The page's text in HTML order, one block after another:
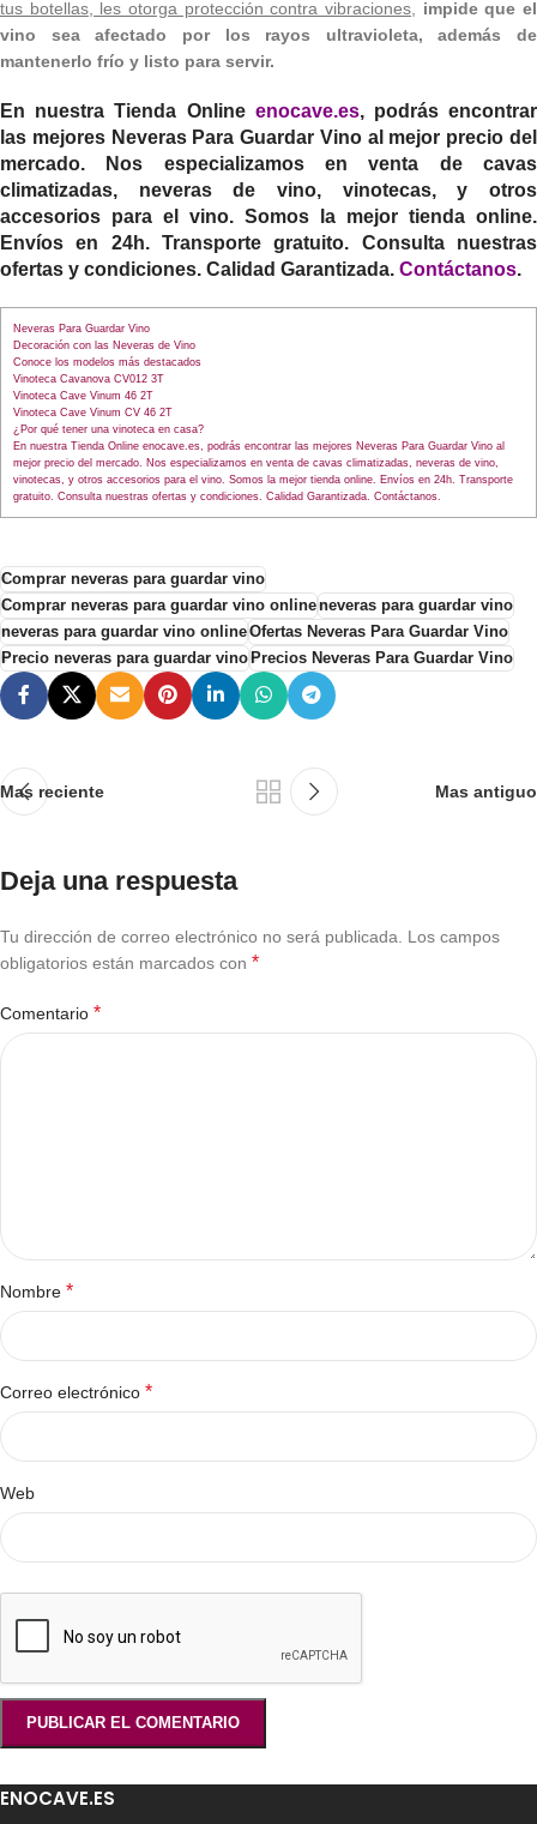
tus botellas, les otorga protección contra vibraciones
impide que el
vino sea afectado por los rayos ultravioleta, además de
mantenerlo frío y listo para servir.
En nuestra Tienda Online enocave.es, podrás encontrar
las mejores Neveras Para Guardar Vino al mejor precio del
mercado. Nos especializamos en venta de cavas
climatizadas, neveras de vino, vinotecas, y otros
accesorios para el vino. Somos la mejor tienda online.
Envíos en 24h. Transporte gratuito. Consulta nuestras
ofertas y condiciones. Calidad Garantizada. Contáctanos.
Neveras Para Guardar Vino
Decoración con las Neveras de Vino
Conoce los modelos más destacados
Vinoteca Cavanova CV012 3T
Vinoteca Cave Vinum 46 2T
Vinoteca Cave Vinum CV 46 2T
¿Por qué tener una vinoteca en casa?
En nuestra Tienda Online enocave.es, podrás encontrar las mejores Neveras Para Guardar Vino al
mejor precio del mercado. Nos especializamos en venta de cavas climatizadas, neveras de vino,
vinotecas, y otros accesorios para el vino. Somos la mejor tienda online. Envíos en 24h. Transporte
gratuito. Consulta nuestras ofertas y condiciones. Calidad Garantizada. Contáctanos.
Comprar neveras para guardar vino
Comprar neveras para guardar vino onlineneveras para guardar vino
neveras para guardar vino onlineOfertas Neveras Para Guardar Vino
Precio neveras para guardar vinoPrecios Neveras Para Guardar Vino
Mas reciente Mas antiguo
Deja una respuesta
Tu dirección de correo electrónico no será publicada.
Los campos
obligatorios están marcados con *
Comentario *
Nombre *
Correo electrónico *
Web
ENOCAVE.ES